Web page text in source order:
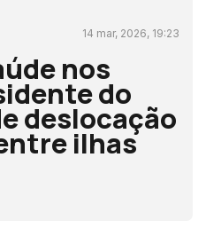
14 mar, 2026, 19:23
nos
do
deslocação
ilhas